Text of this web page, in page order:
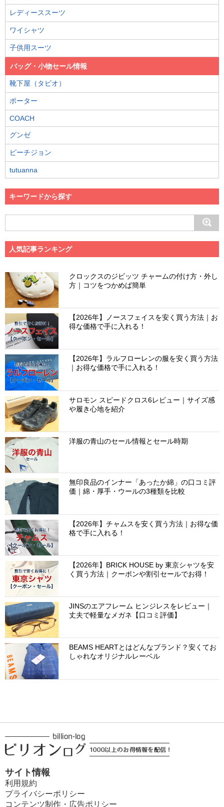
レディーススーツ
ワイシャツ
子供用スーツ
バッグ・小物セール情報
靴下屋（タビオ）
ポーター
COACH
グンゼ
ピーチジョン
tutuanna
キーワードから探す
人気記事ランキング
クロックスのジビッツ チャームの付け方・外し
方｜コツをつかめば簡単
【2026年】ノースフェイスを安く買う方法｜お
得な価格で手に入れる！
【2026年】ラルフローレンの服を安く買う方法
｜お得な価格で手に入れる！
サロモン スピードクロス6レビュー｜サイズ感
や履き心地を紹介
洋服の青山のセール情報とセール時期
無印良品のインナー「あったか綿」の口コミ評
価｜綿・厚手・ウールの3種類を比較
【2026年】チャムスを安く買う方法｜お得な価
格で手に入れる！
【2026年】BRICK HOUSE by 東京シャツを安
く買う方法｜クーポンや割引セールでお得！
JINSのエアフレーム ヒンジレスをレビュー｜
丈夫で軽量なメガネ【口コミ評価】
BEAMS HEARTとはどんなブランド？安くてお
しゃれなオリジナルレーベル
サイト情報
利用規約
プライバシーポリシー
コンテンツ制作・広告ポリシー